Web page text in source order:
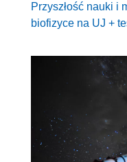
Przyszłość nauki i
biofizyce na UJ +